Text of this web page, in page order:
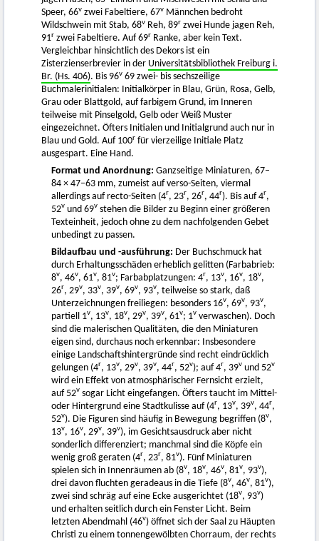
Speer, 66v zwei Fabeltiere, 67v Männchen bedroht
Wildschwein mit Stab, 68v Reh, 89r zwei Hunde jagen Reh,
91r zwei Fabeltiere. Auf 69r Ranke, aber kein Text.
Vergleichbar hinsichtlich des Dekors ist ein
Zisterzienserbrevier in der Universitätsbibliothek Freiburg i.
Br. (Hs. 406). Bis 96v 69 zwei- bis sechszeilige
Buchmalerinitialen: Initialkörper in Blau, Grün, Rosa, Gelb,
Grau oder Blattgold, auf farbigem Grund, im Inneren
teilweise mit Pinselgold, Gelb oder Weiß Muster
eingezeichnet. Öfters Initialen und Initialgrund auch nur in
Blau und Gold. Auf 100r für vierzeilige Initiale Platz
ausgespart. Eine Hand.
Format und Anordnung: Ganzseitige Miniaturen, 67–
84 × 47–63 mm, zumeist auf verso-Seiten, viermal
allerdings auf recto-Seiten (4r, 23r, 26r, 44r). Bis auf 4r,
52v und 69v stehen die Bilder zu Beginn einer größeren
Texteinheit, jedoch ohne zu dem nachfolgenden Gebet
unbedingt zu passen.
Bildaufbau und -ausführung: Der Buchschmuck hat
durch Erhaltungsschäden erheblich gelitten (Farbabrieb:
8v, 46v, 61v, 81v; Farbabplatzungen: 4r, 13v, 16v, 18v,
26r, 29v, 33v, 39v, 69v, 93v, teilweise so stark, daß
Unterzeichnungen freiliegen: besonders 16v, 69v, 93v,
partiell 1v, 13v, 18v, 29v, 39v, 61v; 1v verwaschen). Doch
sind die malerischen Qualitäten, die den Miniaturen
eigen sind, durchaus noch erkennbar: Insbesondere
einige Landschaftshintergründe sind recht eindrücklich
gelungen (4r, 13v, 29v, 39v, 44r, 52v); auf 4r, 39v und 52v
wird ein Effekt von atmosphärischer Fernsicht erzielt,
auf 52v sogar Licht eingefangen. Öfters taucht im Mittel-
oder Hintergrund eine Stadtkulisse auf (4r, 13v, 39v, 44r,
52v). Die Figuren sind häufig in Bewegung begriffen (8v,
13v, 16v, 29v, 39v), im Gesichtsausdruck aber nicht
sonderlich differenziert; manchmal sind die Köpfe ein
wenig groß geraten (4r, 23r, 81v). Fünf Miniaturen
spielen sich in Innenräumen ab (8v, 18v, 46v, 81v, 93v),
drei davon fluchten geradeaus in die Tiefe (8v, 46v, 81v),
zwei sind schräg auf eine Ecke ausgerichtet (18v, 93v)
und erhalten seitlich durch ein Fenster Licht. Beim
letzten Abendmahl (46v) öffnet sich der Saal zu Häupten
Christi zu einem tonnengewölbten Chorraum, der rechts